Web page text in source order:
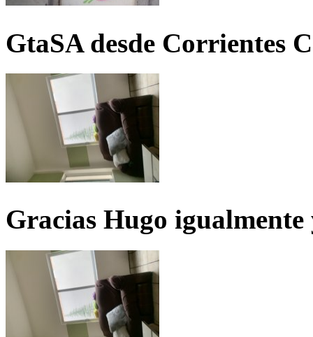
GtaSA desde Corrientes
Gracias Hugo igualmente